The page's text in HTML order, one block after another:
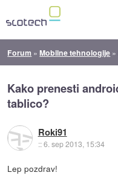
Forum »Mobilne tehnologije »
Kako prenesti
tablico?
Roki91
::6. sep 2013, 15:34
Lep pozdrav!